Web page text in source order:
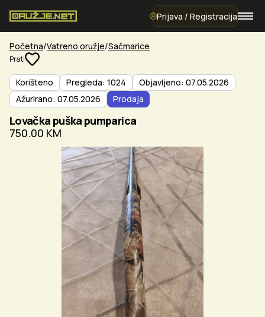
Prijava / Registracija
Početna Vatreno oružje Sačmarice
Prati
Korišteno Pregleda: 1024
Objavljeno: 07.05.2026
Ažurirano: 07.05.2026
Prodaja
Lovačka puška pumparica
750.00 KM